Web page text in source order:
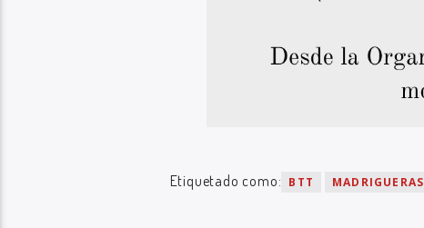
Etiquetado como: BTT MADRIGUERAS